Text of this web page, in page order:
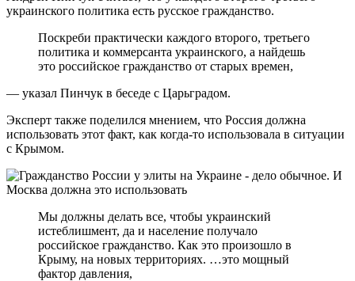
украинского политика есть русское гражданство.
Поскреби практически каждого второго, третьего
политика и коммерсанта украинского, а найдешь
это российское гражданство от старых времен,
— указал Пинчук в беседе с Царьградом.
Эксперт также поделился мнением, что Россия должна
использовать этот факт, как когда-то использовала в ситуации
с Крымом.
Мы должны делать все, чтобы украинский
истеблишмент, да и население получало
российское гражданство. Как это произошло в
Крыму, на новых территориях. …это мощный
фактор давления,